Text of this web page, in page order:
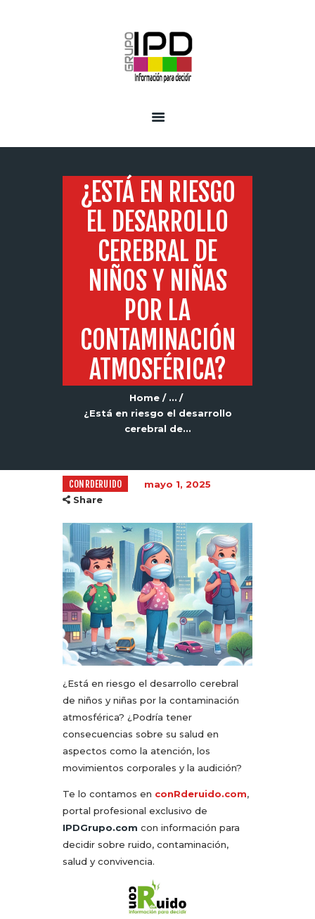
¿ESTÁ EN RIESGO
EL DESARROLLO
CEREBRAL DE
NIÑOS Y NIÑAS
POR LA
CONTAMINACIÓN
ATMOSFÉRICA?
Home
...
¿Está en riesgo el desarrollo
cerebral de...
CONRDERUIDO
mayo 1, 2025
Share
¿Está en riesgo el desarrollo cerebral
de niños y niñas por la contaminación
atmosférica? ¿Podría tener
consecuencias sobre su salud en
aspectos como la atención, los
movimientos corporales y la audición?
Te lo contamos en conRderuido.com,
portal profesional exclusivo de
IPDGrupo.com con información para
decidir sobre ruido, contaminación,
salud y convivencia.